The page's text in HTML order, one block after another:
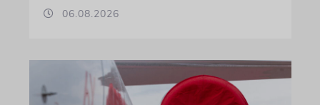
06.08.2026